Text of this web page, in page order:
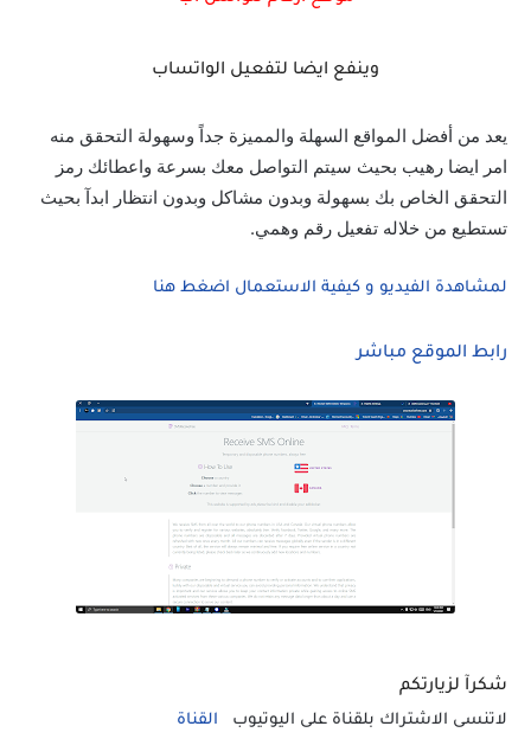
وينفع ايضا لتفعيل الواتساب
يعد من أفضل المواقع السهلة والمميزة جداً وسهولة التحقق منه
امر ايضا رهيب بحيث سيتم التواصل معك بسرعة واعطائك رمز
التحقق الخاص بك بسهولة وبدون مشاكل وبدون انتظار ابدآ بحيث
تستطيع من خلاله تفعيل رقم وهمي.
لمشاهدة الفيديو و كيفية الاستعمال اضغط هنا
رابط الموقع مباشر
شكرآ لزيارتكم
لاتنسى الاشتراك بلقناة على اليوتيوب القناة